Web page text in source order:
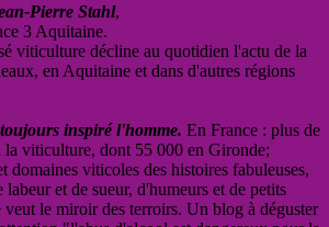
Pierre Stahl,
3 Aquitaine.
viticulture décline au quotidien l'actu de la
en Aquitaine et dans d'autres régions
inspiré l'homme. En France : plus de
la viticulture, dont 55 000 en Gironde;
domaines viticoles des histoires fabuleuses,
labeur et de sueur, d'humeurs et de petits
veut le miroir des terroirs. Un blog à déguster